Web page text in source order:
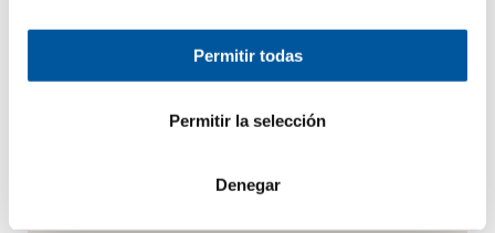
Permitir todas
Permitir la selección
Denegar